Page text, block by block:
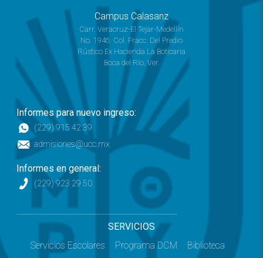
Campus Calasanz
Carr. Veracruz-El Tejar-Medellín
No. 1946. Col. Fracc. Del Predio
Rústico Ex Hacienda La Boticaria
Boca del Río, Ver.
Informes para nuevo ingreso:
(229) 915 42 39
admisiones@ucc.mx
Informes en general:
(229) 923 29 50
SERVICIOS
Servicios Escolares
Programa DCM Biblioteca